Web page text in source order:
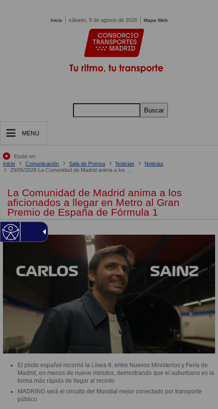
Inicio sábado, 8 de agosto de 2026 Mapa Web
Buscar
MENU
Estás en:
Inicio
Comunicación Sala de Prensa Noticias
Noticias
La Comunidad de Madrid anima a los
aficionados a llegar en Metro al Gran
Premio de España de Fórmula 1
El piloto español recorrió la Línea 8, entre Nuevos Ministerios y Feria de
Madrid, en menos de nueve minutos, demostrando que el suburbano es la
forma más rápida de llegar al recinto
MADRING será el circuito del Mundial mejor conectado por transporte
público